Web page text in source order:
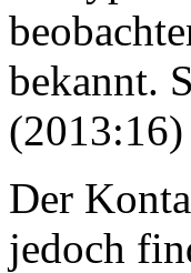
bekannt.
Der
jedoch